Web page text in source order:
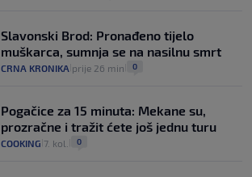
Slavonski Brod: Pronađeno tijelo
muškarca, sumnja se na nasilnu smrt
CRNA KRONIKA prije 26 min 0
Pogačice za 15 minuta: Mekane su,
prozračne i tražit ćete još jednu turu
COOKING 7. kol. 0